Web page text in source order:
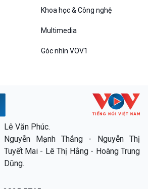
Khoa học & Công nghệ
Multimedia
Góc nhìn VOV1
Lê Văn Phúc.
Nguyễn Mạnh Thắng - Nguyễn Thị
Tuyết Mai - Lê Thị Hằng - Hoàng Trung
Dũng.